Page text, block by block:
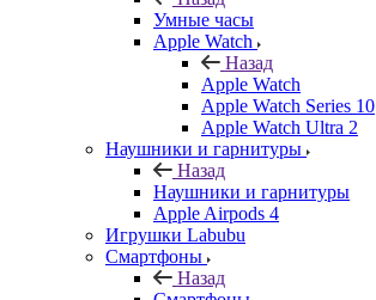
Умные часы
Apple Watch
Назад
Apple Watch
Apple Watch Series 10
Apple Watch Ultra 2
Наушники и гарнитуры
Назад
Наушники и гарнитуры
Apple Airpods 4
Игрушки Labubu
Смартфоны
Назад